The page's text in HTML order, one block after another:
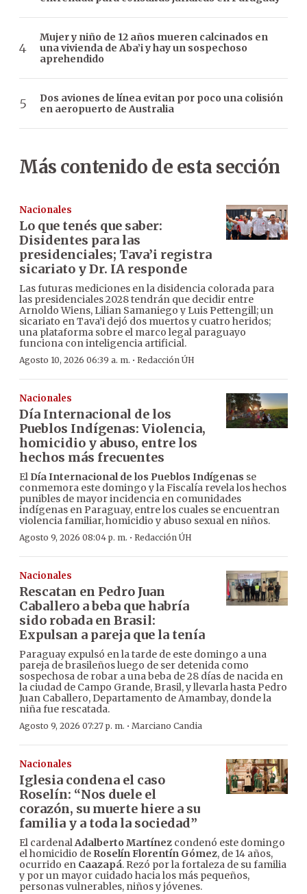
Mujer y niño de 12 años mueren calcinados en
una vivienda de Aba’i y hay un sospechoso
aprehendido
Dos aviones de línea evitan por poco una colisión
en aeropuerto de Australia
Más contenido de esta sección
Nacionales
Lo que tenés que saber:
Disidentes para las
presidenciales; Tava’i registra
sicariato y Dr. IA responde
Las futuras mediciones en la disidencia colorada para
las presidenciales 2028 tendrán que decidir entre
Arnoldo Wiens, Lilian Samaniego y Luis Pettengill; un
sicariato en Tava’i dejó dos muertos y cuatro heridos;
una plataforma sobre el marco legal paraguayo
funciona con inteligencia artificial.
Agosto 10, 2026 06:39 a. m. · Redacción ÚH
Nacionales
Día Internacional de los
Pueblos Indígenas: Violencia,
homicidio y abuso, entre los
hechos más frecuentes
El Día Internacional de los Pueblos Indígenas se
conmemora este domingo y la Fiscalía revela los hechos
punibles de mayor incidencia en comunidades
indígenas en Paraguay, entre los cuales se encuentran
violencia familiar, homicidio y abuso sexual en niños.
Agosto 9, 2026 08:04 p. m. · Redacción ÚH
Nacionales
Rescatan en Pedro Juan
Caballero a beba que habría
sido robada en Brasil:
Expulsan a pareja que la tenía
Paraguay expulsó en la tarde de este domingo a una
pareja de brasileños luego de ser detenida como
sospechosa de robar a una beba de 28 días de nacida en
la ciudad de Campo Grande, Brasil, y llevarla hasta Pedro
Juan Caballero, Departamento de Amambay, donde la
niña fue rescatada.
Agosto 9, 2026 07:27 p. m. · Marciano Candia
Nacionales
Iglesia condena el caso
Roselín: “Nos duele el
corazón, su muerte hiere a su
familia y a toda la sociedad”
El cardenalAdalberto Martínez condenó este domingo
el homicidio de Roselín Florentín Gómez, de 14 años,
ocurrido en Caazapá. Rezó por la fortaleza de su familia
y por un mayor cuidado hacia los más pequeños,
personas vulnerables, niños y jóvenes.